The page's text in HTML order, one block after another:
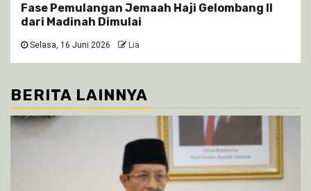
Fase Pemulangan Jemaah Haji Gelombang II
dari Madinah Dimulai
Selasa, 16 Juni 2026 Lia
BERITA LAINNYA